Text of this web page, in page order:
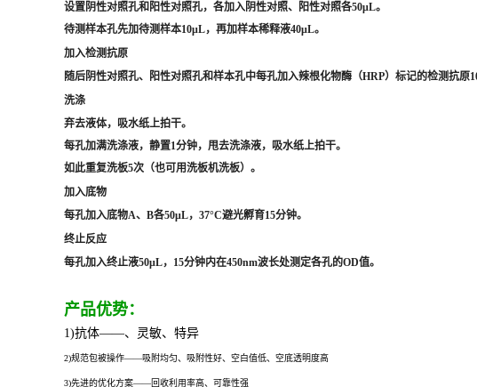
设置阴性对照孔和阳性对照孔，各加入阴性对照、阳性对照各50μL。
待测样本孔先加待测样本10μL，再加样本稀释液40μL。
加入检测抗原
随后阴性对照孔、阳性对照孔和样本孔中每孔加入辣根化物酶（HRP）标记的检测抗原
洗涤
弃去液体，吸水纸上拍干。
每孔加满洗涤液，静置1分钟，甩去洗涤液，吸水纸上拍干。
如此重复洗板5次（也可用洗板机洗板）。
加入底物
每孔加入底物A、B各50μL，37°C避光孵育15分钟。
终止反应
每孔加入终止液50μL，15分钟内在450nm波长处测定各孔的OD值。
产品优势：
1)抗体——、灵敏、特异
2)规范包被操作——吸附均匀、吸附性好、空白值低、空底透明度高
3)先进的优化方案——回收利用率高、可靠性强